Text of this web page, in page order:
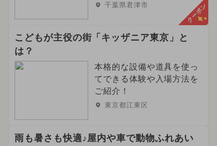
千葉県君津市 クーポン
こどもが主役の街「キッザニア東京」と
は？
本格的な設備や道具を使っ
てできる体験や入場方法を
ご紹介！
東京都江東区
雨も暑さも快適♪屋内や車で動物ふれあい